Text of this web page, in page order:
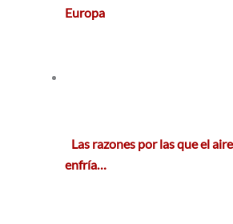
Europa
Las razones por las que el
enfría…